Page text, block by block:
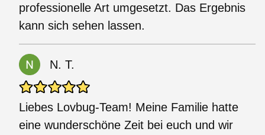
professionelle Art umgesetzt. Das Ergebnis
kann sich sehen lassen.
N. T.
Liebes Lovbug-Team! Meine Familie hatte
eine wunderschöne Zeit bei euch und wir